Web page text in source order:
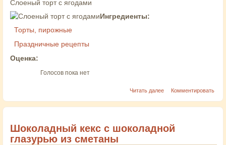
Слоеный торт с ягодами
Ингредиенты:
Торты, пирожные
Праздничные рецепты
Оценка:
Голосов пока нет
Читать далее Комментировать
Шоколадный кекс с шоколадной
глазурью из сметаны